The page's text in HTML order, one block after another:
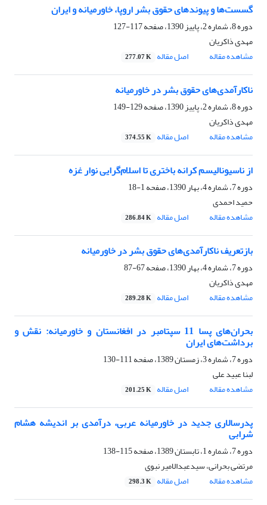
گسست‌ها و پیوند‌های حقوق بشر اروپا، خاورمیانه و ایران
دوره 8، شماره 2، پاییز 1390، صفحه
117-127
مهدی ذاکریان
مشاهده مقاله
اصل مقاله 277.07 K
ناکارآمدی‌های حقوق بشر در خاورمیانه
دوره 8، شماره 2، پاییز 1390، صفحه
129-149
مهدی ذاکریان
مشاهده مقاله
اصل مقاله 374.55 K
از ناسیونالیسم کرانه باختری تا اسلام‌گرایی نوار غزه
دوره 7، شماره 4، بهار 1390، صفحه
1-18
حمید احمدی
مشاهده مقاله
اصل مقاله 286.84 K
بازتعریف ناکارآمدی‌های حقوق بشر در خاورمیانه
دوره 7، شماره 4، بهار 1390، صفحه
67-87
مهدی ذاکریان
مشاهده مقاله
اصل مقاله 289.28 K
بحران‌‎های پسا 11 سپتامبر در افغانستان و خاورمیانه: نقش و
برداشت‌های ایران
دوره 7، شماره 3، زمستان 1389، صفحه
111-130
لبنا عبید علی
مشاهده مقاله
اصل مقاله 201.25 K
پدرسالاری جدید در خاورمیانه عربی، درآمدی بر اندیشه هشام
شرابی
دوره 7، شماره 1، تابستان 1389، صفحه
115-138
مرتضی بحرانی، سیدعبدالامیر نبوی
مشاهده مقاله
اصل مقاله 298.3 K